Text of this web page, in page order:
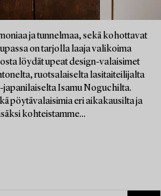
ja tunnelmaa, sekä kohottavat
on tarjolla laaja valikoima
löydät upeat design-valaisimet
ruotsalaiselta lasitaiteilijalta
Isamu Noguchilta.
pöytävalaisimia eri aikakausilta ja
kohteistamme...